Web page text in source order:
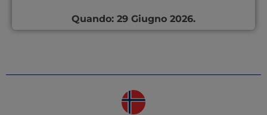
Quando: 29 Giugno 2026.